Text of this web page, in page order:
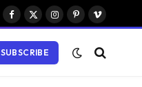
Facebook
X
Instagram
PinterestVimeo
SUBSCRIBE